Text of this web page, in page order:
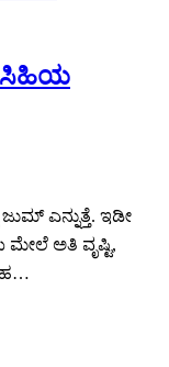
ಸಿಹಿಯ
ಎನ್ನುತ್ತೆ. ಇಡೀ
ಅತಿ ವೃಷ್ಟಿ,